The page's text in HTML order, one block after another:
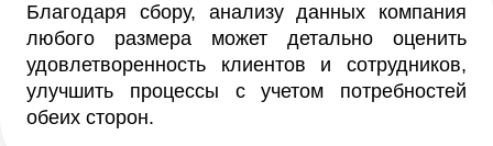
Благодаря сбору, анализу данных компания
любого размера может детально оценить
удовлетворенность клиентов и сотрудников,
улучшить процессы с учетом потребностей
обеих сторон.